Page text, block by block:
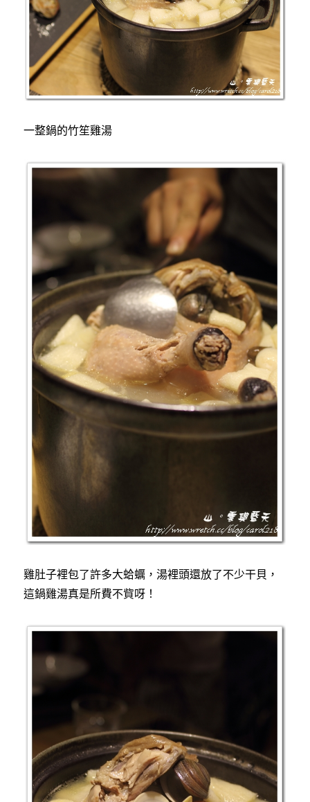
一整鍋的竹笙雞湯
雞肚子裡包了許多大蛤蠣，湯裡頭還放了不少干貝，
這鍋雞湯真是所費不貲呀！